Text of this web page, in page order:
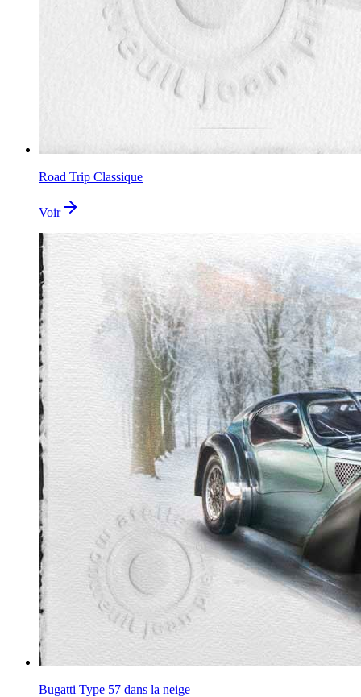
Road Trip Classique
Voir
Bugatti Type 57 dans la neige